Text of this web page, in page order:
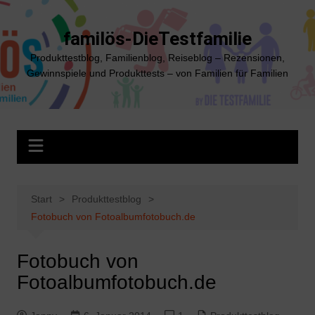
Zum
springen
familös-DieTestfamilie
Produkttestblog, Familienblog, Reiseblog – Rezensionen,
Gewinnspiele und Produkttests – von Familien für Familien
Start
Produkttestblog
Fotobuch von Fotoalbumfotobuch.de
Fotobuch von
Fotoalbumfotobuch.de